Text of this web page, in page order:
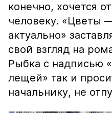
конечно, хочется
человеку. «Цветы
актуально»
свой взгляд на
Рыбка с надписью
лещей» так и
начальнику, не